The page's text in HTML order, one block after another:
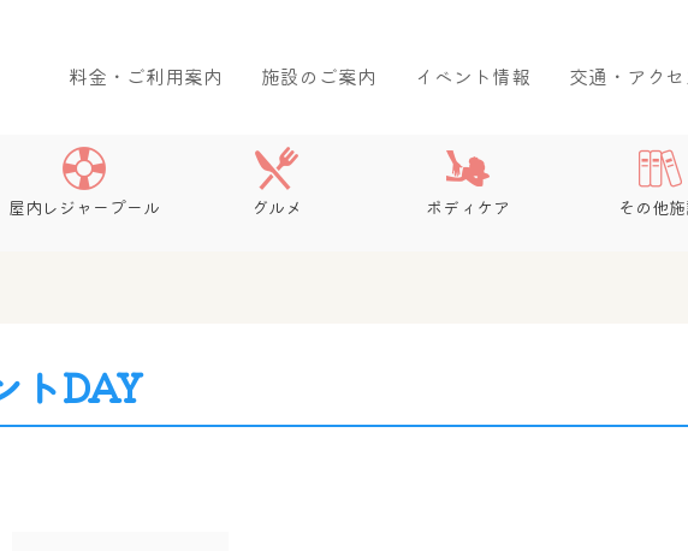
料金・ご利用案内 施設のご案内 イベント情報 交通・アクセ
屋内レジャープール グルメ ボディケア その他
トDAY